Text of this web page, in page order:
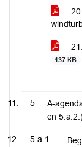
137 KB
5
A-
en
5.a.1